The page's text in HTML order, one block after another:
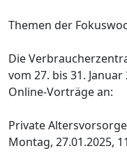
Themen der
Die
vom 27. bis 31.
Online-Vorträge an:
Private
Montag, 27.01.2025,